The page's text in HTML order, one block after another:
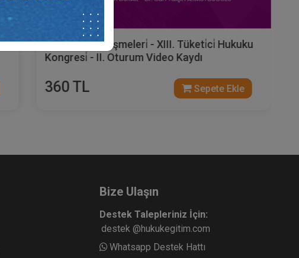
Tüketi̇ci̇ Sözleşmeleri̇ - XIII. Tüketi̇ci̇ Hukuku
Kongresi̇ - II. Oturum Video Kaydı
360 TL Sepete Ekle
Bize Ulaşın
Destek Talepleriniz İçin:
destek @hukukegitim.com
Whatsapp Destek Hattı